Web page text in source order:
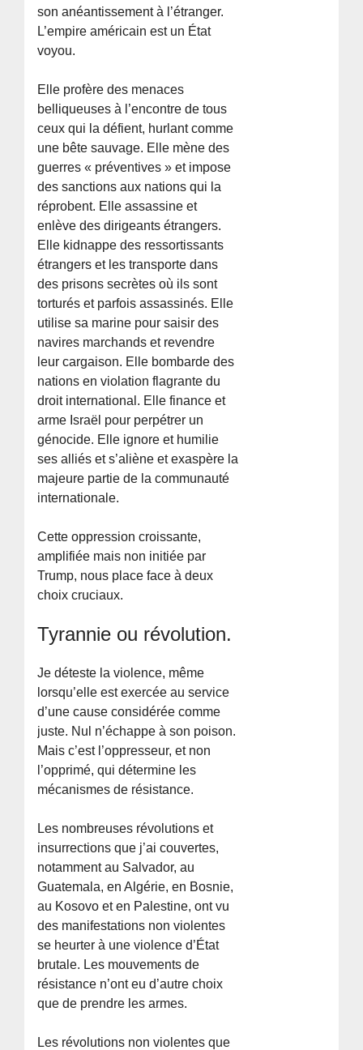
son anéantissement à l’étranger.
L’empire américain est un État
voyou.
Elle profère des menaces
belliqueuses à l’encontre de tous
ceux qui la défient, hurlant comme
une bête sauvage. Elle mène des
guerres « préventives » et impose
des sanctions aux nations qui la
réprobent. Elle assassine et
enlève des dirigeants étrangers.
Elle kidnappe des ressortissants
étrangers et les transporte dans
des prisons secrètes où ils sont
torturés et parfois assassinés. Elle
utilise sa marine pour saisir des
navires marchands et revendre
leur cargaison. Elle bombarde des
nations en violation flagrante du
droit international. Elle finance et
arme Israël pour perpétrer un
génocide. Elle ignore et humilie
ses alliés et s’aliène et exaspère la
majeure partie de la communauté
internationale.
Cette oppression croissante,
amplifiée mais non initiée par
Trump, nous place face à deux
choix cruciaux.
Tyrannie ou révolution.
Je déteste la violence, même
lorsqu’elle est exercée au service
d’une cause considérée comme
juste. Nul n’échappe à son poison.
Mais c’est l’oppresseur, et non
l’opprimé, qui détermine les
mécanismes de résistance.
Les nombreuses révolutions et
insurrections que j’ai couvertes,
notamment au Salvador, au
Guatemala, en Algérie, en Bosnie,
au Kosovo et en Palestine, ont vu
des manifestations non violentes
se heurter à une violence d’État
brutale. Les mouvements de
résistance n’ont eu d’autre choix
que de prendre les armes.
Les révolutions non violentes que